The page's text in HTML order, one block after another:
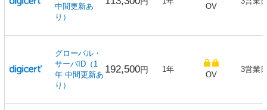
中間更新あ
り）
OV
グローバル・
サーバID（1
年 中間更新あ
り）
192,500円 1年
OV
3営業